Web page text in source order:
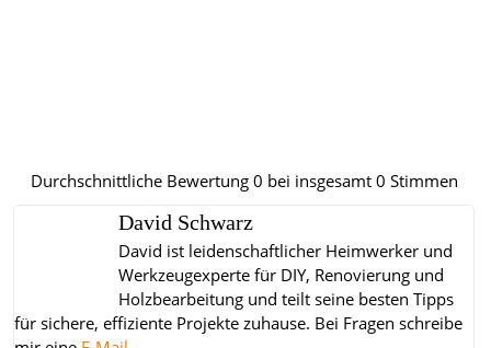
Durchschnittliche Bewertung0 bei insgesamt0 Stimmen
David Schwarz
David ist leidenschaftlicher Heimwerker und
Werkzeugexperte für DIY, Renovierung und
Holzbearbeitung und teilt seine besten Tipps
für sichere, effiziente Projekte zuhause. Bei Fragen schreibe